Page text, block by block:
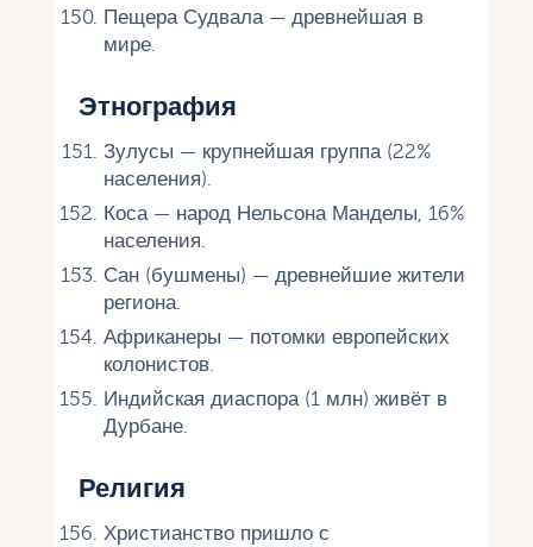
Пещера Судвала — древнейшая в
мире.
Этнография
Зулусы — крупнейшая группа (22%
населения).
Коса — народ Нельсона Манделы, 16%
населения.
Сан (бушмены) — древнейшие жители
региона.
Африканеры — потомки европейских
колонистов.
Индийская диаспора (1 млн) живёт в
Дурбане.
Религия
Христианство пришло с